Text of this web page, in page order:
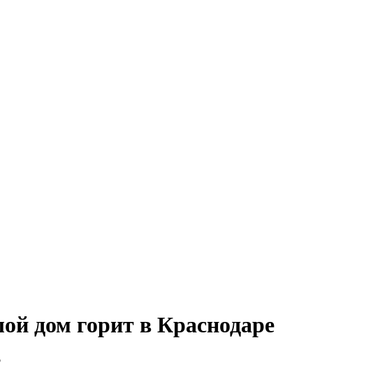
дом горит в Краснодаре